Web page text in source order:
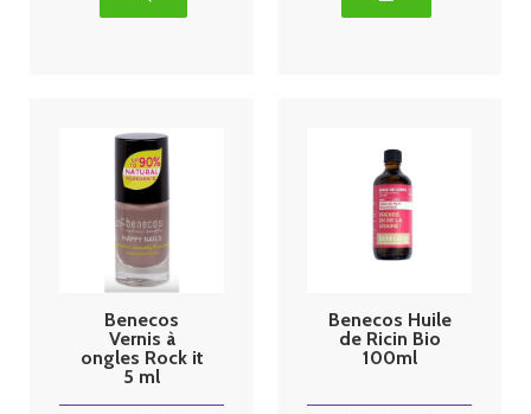
Benecos
Vernis à
ongles Rock it
5 ml
Benecos Huile
de Ricin Bio
100ml